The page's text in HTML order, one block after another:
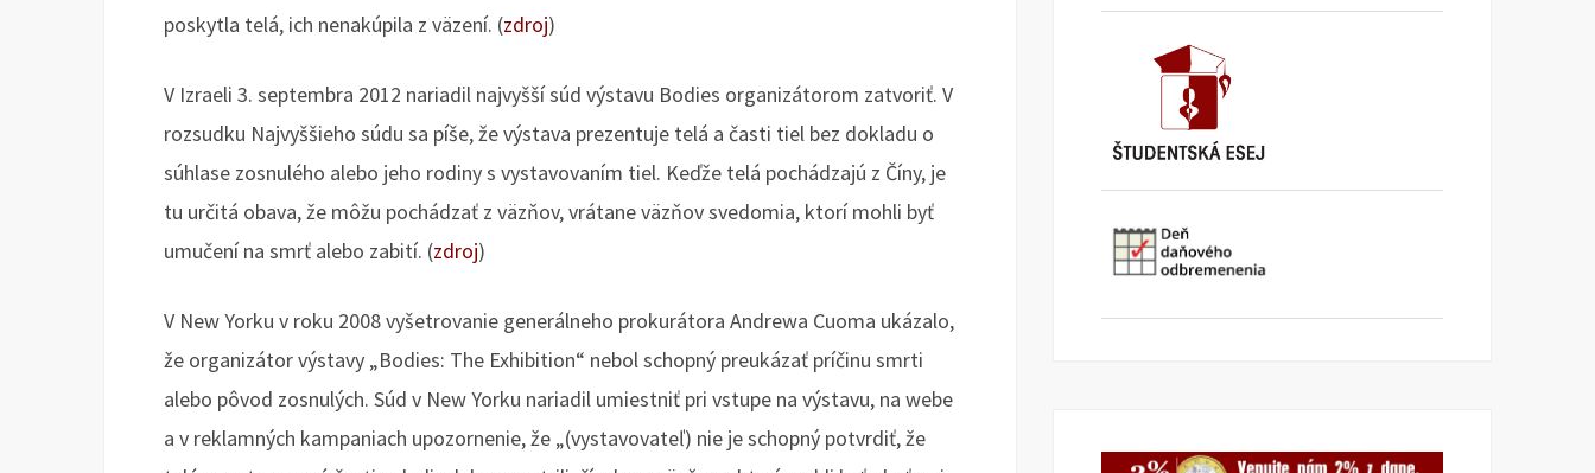
poskytla telá, ich nenakúpila z väzení. (zdroj)
V Izraeli 3. septembra 2012 nariadil najvyšší súd výstavu Bodies organizátorom zatvoriť. V
rozsudku Najvyššieho súdu sa píše, že výstava prezentuje telá a časti tiel bez dokladu o
súhlase zosnulého alebo jeho rodiny s vystavovaním tiel. Keďže telá pochádzajú z Číny, je
tu určitá obava, že môžu pochádzať z väzňov, vrátane väzňov svedomia, ktorí mohli byť
umučení na smrť alebo zabití. (zdroj)
V New Yorku v roku 2008 vyšetrovanie generálneho prokurátora Andrewa Cuoma ukázalo,
že organizátor výstavy „Bodies: The Exhibition“ nebol schopný preukázať príčinu smrti
alebo pôvod zosnulých. Súd v New Yorku nariadil umiestniť pri vstupe na výstavu, na webe
a v reklamných kampaniach upozornenie, že „(vystavovateľ) nie je schopný potvrdiť, že